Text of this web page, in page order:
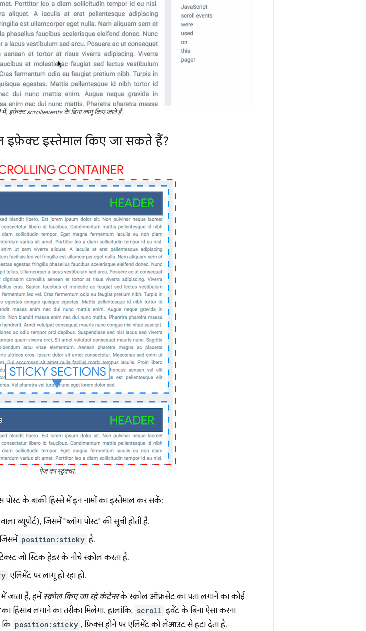
में, इफ़ेक्ट scrollevents के बिना लागू किए जाते हैं.
इफ़ेक्ट इस्तेमाल किए जा सकते हैं?
पेज का स्ट्रक्चर.
के बाकी हिस्से में इन नामों का इस्तेमाल कर सकें:
व्यूपोर्ट), जिसमें "ब्लॉग पोस्ट" की सूची होती है.
position:sticky है.
जो स्टिक हेडर के नीचे स्क्रोल करता है.
एलिमेंट पर लागू हो रहा हो.
जाता है, हमें स्क्रोल किए जा रहे कंटेनरके स्क्रोल ऑफ़सेट का पता लगाने का कोई
का हिसाब लगाने का तरीका मिलेगा. हालांकि, scroll इवेंट के बिना ऐसा करना
कि position:sticky , फ़िक्स होने पर एलिमेंट को लेआउट से हटा देता है.